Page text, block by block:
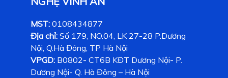
MST: 0108434877
Địa chỉ: Số 179, NO.04, LK 27-28 P.Dương
Nội, Q.Hà Đông, TP Hà Nội
VPGD: B0802- CT6B KĐT Dương Nội- P.
Dương Nội- Q. Hà Đông – Hà Nội